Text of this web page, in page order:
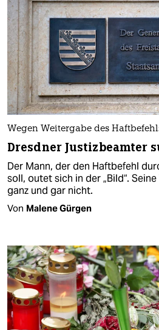
Wegen Weitergabe des
Dresdner Justizbeamter
Der Mann, der den Haftbefehl
soll, outet sich in der „Bild“.
ganz und gar nicht.
Von Malene Gürgen